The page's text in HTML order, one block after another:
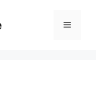
Меню